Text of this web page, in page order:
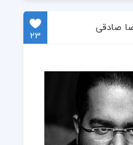
صادقی
23